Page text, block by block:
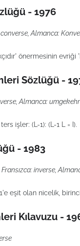
- 1976
Almanca:
önermesinin
Sözlüğü -
Almanca:
işler: (L-1): (L-1 L = I).
- 1983
inverse,
eşit olan nicelik,
Kılavuzu -